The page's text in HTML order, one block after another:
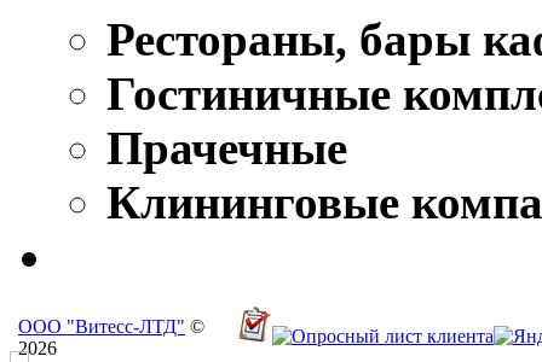
Рестораны, бары
Гостиничные
Прачечные
Клининговые
ООО "Витесс-ЛТД" ©
2026